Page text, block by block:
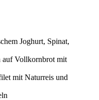
Joghurt, Spinat,
auf Vollkornbrot mit
mit Naturreis und